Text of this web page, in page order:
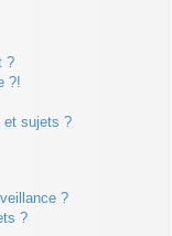
?
?!
et sujets ?
?
?